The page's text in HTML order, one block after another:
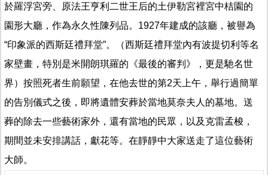
於羅浮宮旁、原法王亨利二世王后的土伊勒宮裡宮中桔園的
園形大廳，作為永久性陳列品。1927年建成的該廳，被譽為
“印象派的西斯廷禮拜堂”。（西斯廷禮拜堂內有波提切利等名
家壁畫，特別是米開朗琪羅的《最後的審判》，更是馳名世
界）按照死者生前願望，在他去世的第2天上午，舉行過簡單
的告別儀式之後，即將遺體安葬於當地莫奈夫人的墓地。送
葬的除去一些藝術家外，還有當地的民眾，以及克雷孟梭，
期間並未安排講話，獻花等。在靜靜中大家送走了這位藝術
大師。